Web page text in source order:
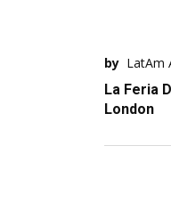
by LatAm
La Feria
London